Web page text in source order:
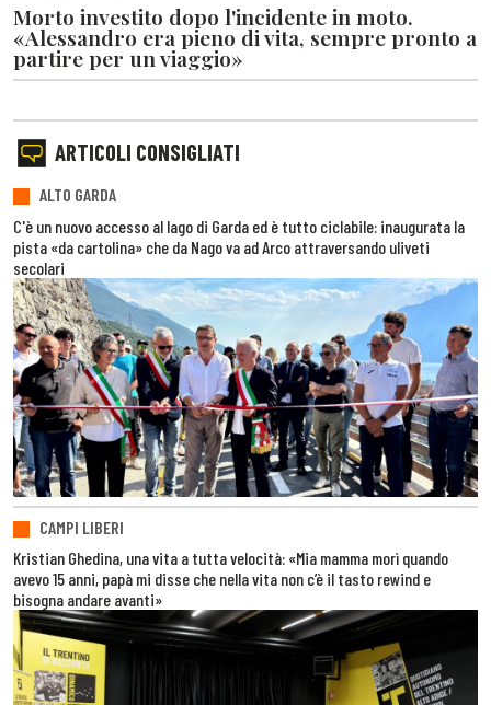
Morto investito dopo l'incidente in moto.
«Alessandro era pieno di vita, sempre pronto a
partire per un viaggio»
ARTICOLI CONSIGLIATI
ALTO GARDA
C'è un nuovo accesso al lago di Garda ed è tutto ciclabile: inaugurata la
pista «da cartolina» che da Nago va ad Arco attraversando uliveti
secolari
CAMPI LIBERI
Kristian Ghedina, una vita a tutta velocità: «Mia mamma morì quando
avevo 15 anni, papà mi disse che nella vita non c’è il tasto rewind e
bisogna andare avanti»